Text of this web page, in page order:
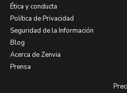
Ética y conducta
Política de Privacidad
Seguridad de la Información
Blog
Acerca de Zenvia
Prensa